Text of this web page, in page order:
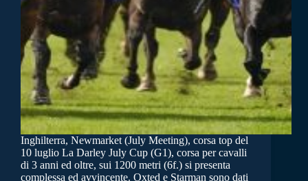
Inghilterra, Newmarket (July Meeting), corsa top del
10 luglio La Darley July Cup (G1), corsa per cavalli
di 3 anni ed oltre, sui 1200 metri (6f.) si presenta
complessa ed avvincente. Oxted e Starman sono dati